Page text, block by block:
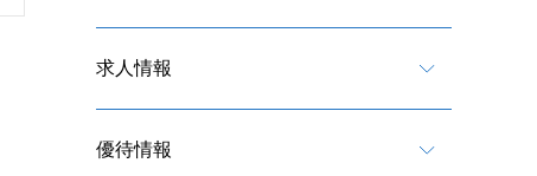
求人情報
優待情報